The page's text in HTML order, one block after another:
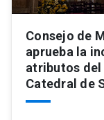
Consejo de
aprueba la
atributos
Catedral de